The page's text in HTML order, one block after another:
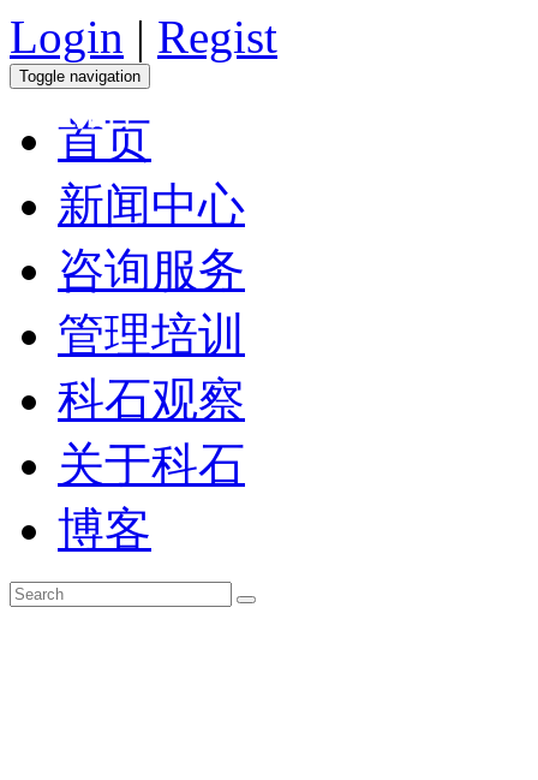
Login | Regist
Toggle navigation
首页
新闻中心
咨询服务
管理培训
科石观察
关于科石
博客
调查报告